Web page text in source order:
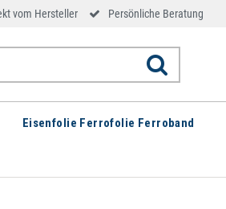
vom Hersteller Persönliche Beratung
Eisenfolie Ferrofolie Ferroband